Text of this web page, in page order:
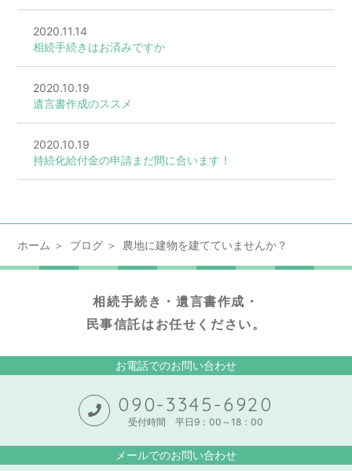
2020.11.14
相続手続きはお済みですか
2020.10.19
遺言書作成のススメ
2020.10.19
持続化給付金の申請まだ間に合います！
ホーム ブログ 農地に建物を建てていませんか？
相続手続き・遺言書作成・
民事信託はお任せください。
お電話でのお問い合わせ
090-3345-6920
受付時間 平日9：00～18：00
メールでのお問い合わせ